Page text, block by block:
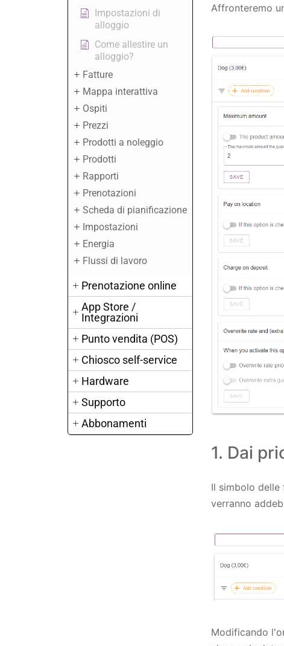
Impostazioni di
alloggio
Come allestire un
alloggio?
Fatture
Mappa interattiva
Ospiti
Prezzi
Prodotti a noleggio
Prodotti
Rapporti
Prenotazioni
Scheda di pianificazione
Impostazioni
Energia
Flussi di lavoro
Prenotazione online
App Store /
Integrazioni
Punto vendita (POS)
Chiosco self-service
Hardware
Supporto
Abbonamenti
Affronteremo
1. Dai
Il simbolo
verranno
Modificando